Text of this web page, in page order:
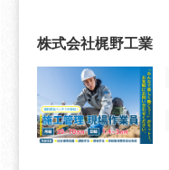
株式会社梶野工業